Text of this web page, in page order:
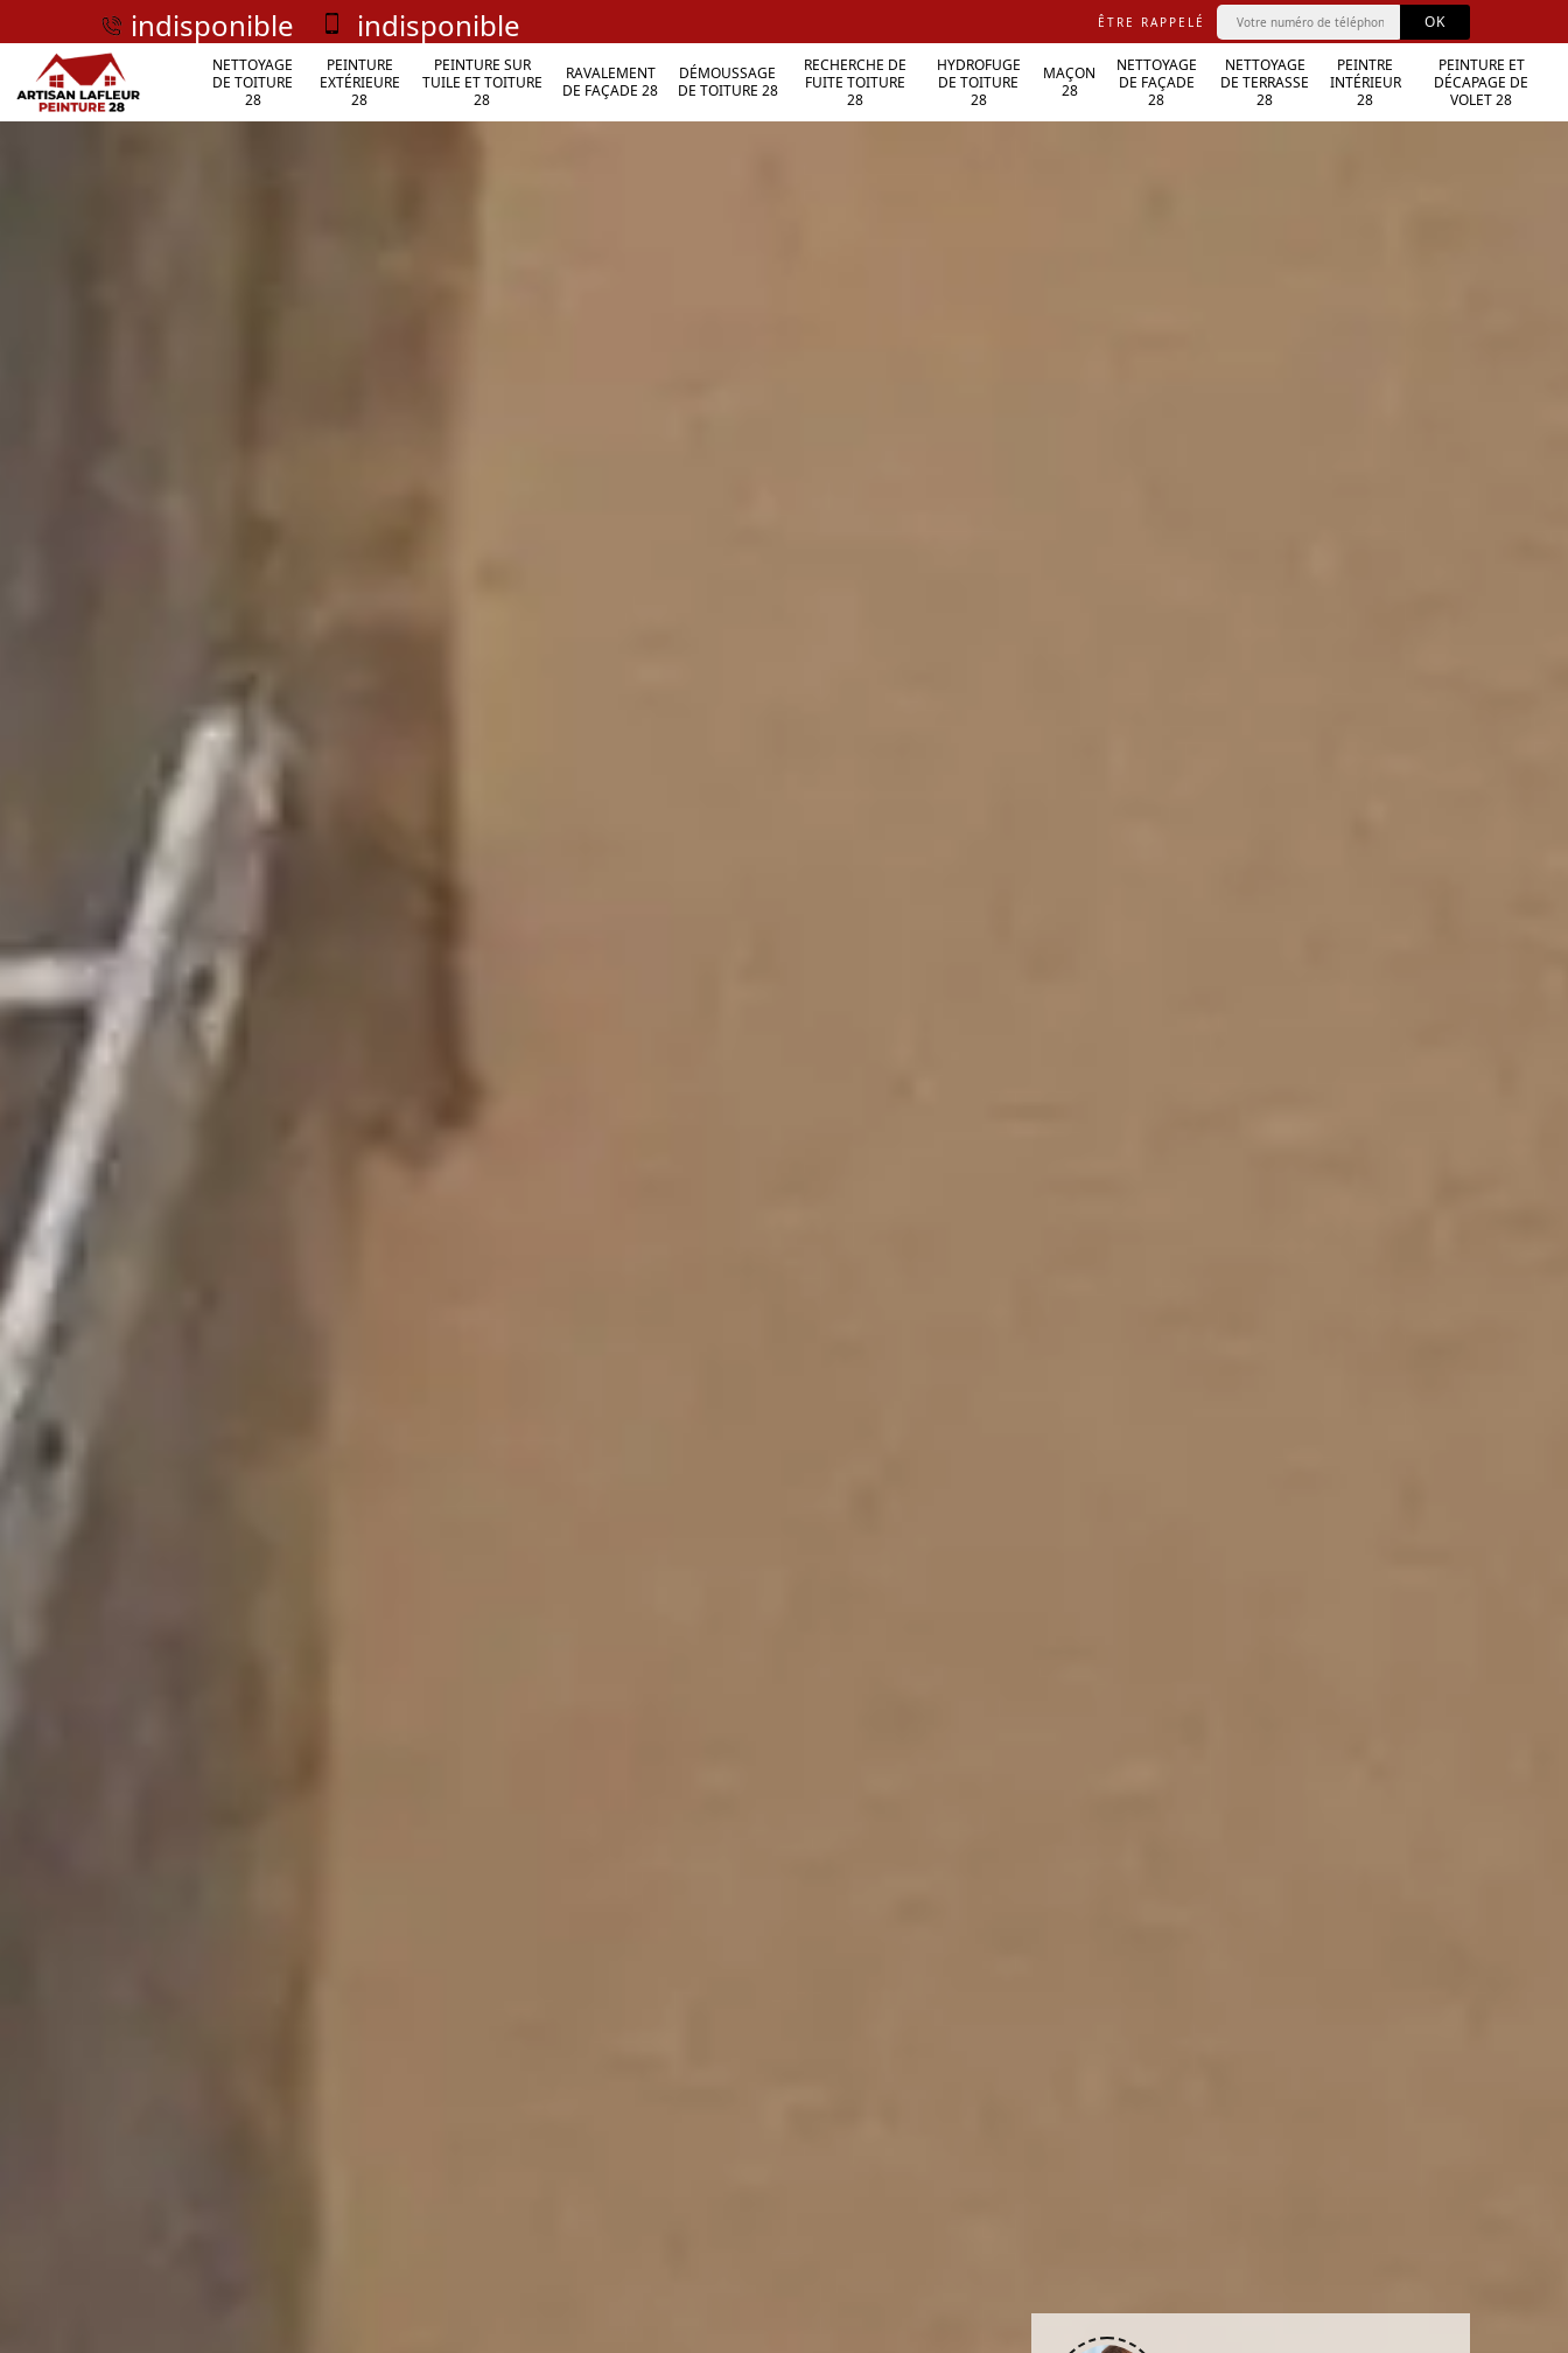
indisponible indisponible ÊTRE RAPPELÉ
NETTOYAGE
DE TOITURE
28
PEINTURE
EXTÉRIEURE
28
PEINTURE SUR
TUILE ET TOITURE
28
RAVALEMENT
DE FAÇADE 28
DÉMOUSSAGE
DE TOITURE 28
RECHERCHE DE
FUITE TOITURE
28
HYDROFUGE
DE TOITURE
28
MAÇON
28
NETTOYAGE
DE FAÇADE
28
NETTOYAGE
DE TERRASSE
28
PEINTRE
INTÉRIEUR
28
PEINTURE ET
DÉCAPAGE DE
VOLET 28